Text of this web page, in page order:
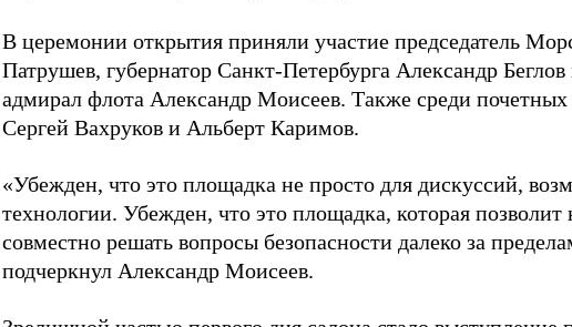
В церемонии открытия приняли участие председатель
Патрушев, губернатор Санкт-Петербурга Александр
адмирал флота Александр Моисеев. Также среди почетных
Сергей Вахруков и Альберт Каримов.
«Убежден, что это площадка не просто для дискуссий,
технологии. Убежден, что это площадка, которая
совместно решать вопросы безопасности далеко за
подчеркнул Александр Моисеев.